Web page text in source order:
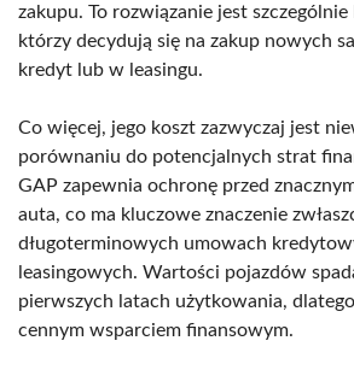
zakupu. To rozwiązanie jest
którzy decydują się na zakup nowych
kredyt lub w leasingu.
Co więcej, jego koszt zazwyczaj jest
porównaniu do potencjalnych strat
GAP zapewnia ochronę przed
auta, co ma kluczowe znaczenie
długoterminowych umowach
leasingowych. Wartości pojazdów
pierwszych latach użytkowania,
cennym wsparciem finansowym.